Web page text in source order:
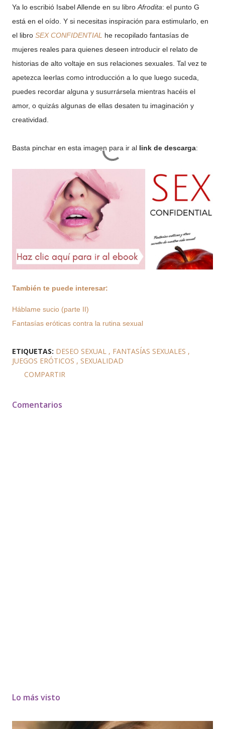
Ya lo escribió Isabel Allende en su libro Afrodita: el punto G
está en el oído. Y si necesitas inspiración para estimularlo, en
el libro SEX CONFIDENTIAL he recopilado fantasías de
mujeres reales para quienes deseen introducir el relato de
historias de alto voltaje en sus relaciones sexuales. Tal vez te
apetezca leerlas como introducción a lo que luego suceda,
puedes recordar alguna y susurrársela mientras hacéis el
amor, o quizás algunas de ellas desaten tu imaginación y
creatividad.
Basta pinchar en esta imagen para ir al link de descarga:
También te puede interesar:
Háblame sucio (parte II)
Fantasías eróticas contra la rutina sexual
ETIQUETAS: DESEO SEXUAL
FANTASÍAS SEXUALES
JUEGOS ERÓTICOS
SEXUALIDAD
COMPARTIR
Comentarios
Lo más visto